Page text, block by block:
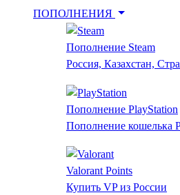
ПОПОЛНЕНИЯ
Пополнение Steam
Россия, Казахстан,
Пополнение PlayStation
Пополнение кошелька
Valorant Points
Купить VP из России
Пополнение Steam
PlayStation
PUBG Mobile
сервисы